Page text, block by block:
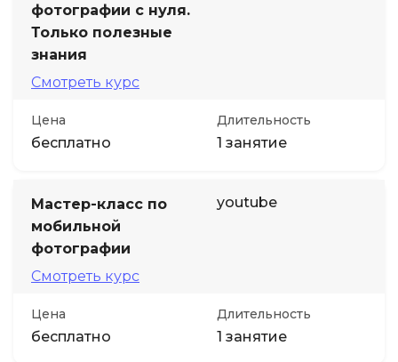
фотографии с нуля.
Только полезные
знания
Смотреть курс
Цена
бесплатно
Длительность
1 занятие
Мастер-класс по
мобильной
фотографии
Смотреть курс
youtube
Цена
бесплатно
Длительность
1 занятие